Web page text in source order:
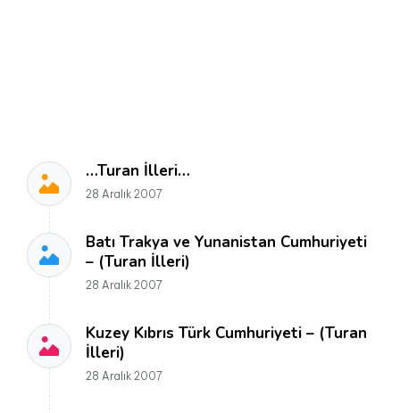
…Turan İlleri…
28 Aralık 2007
Batı Trakya ve Yunanistan Cumhuriyeti
– (Turan İlleri)
28 Aralık 2007
Kuzey Kıbrıs Türk Cumhuriyeti – (Turan
İlleri)
28 Aralık 2007